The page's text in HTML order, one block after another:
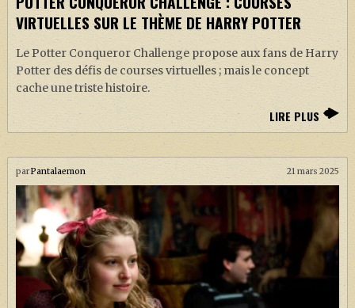
VIRTUELLES SUR LE THÈME DE HARRY POTTER
Le Potter Conqueror Challenge propose aux fans de Harry
Potter des défis de courses virtuelles ; mais le concept
cache une triste histoire.
LIRE PLUS
parPantalaemon 21 mars 2025